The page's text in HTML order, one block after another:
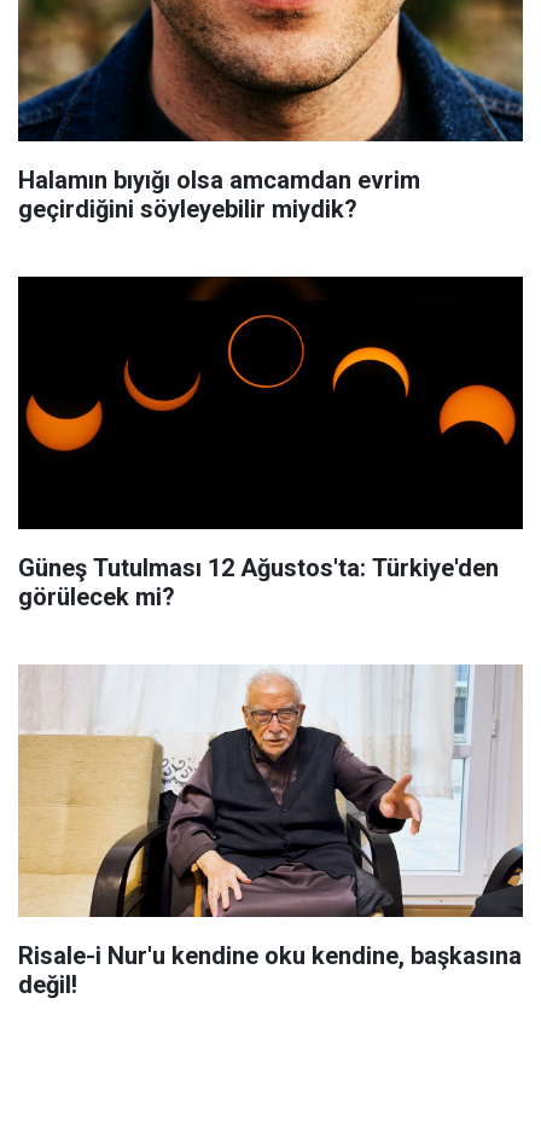
Halamın bıyığı olsa amcamdan evrim
geçirdiğini söyleyebilir miydik?
Güneş Tutulması 12 Ağustos'ta: Türkiye'den
görülecek mi?
Risale-i Nur'u kendine oku kendine, başkasına
değil!